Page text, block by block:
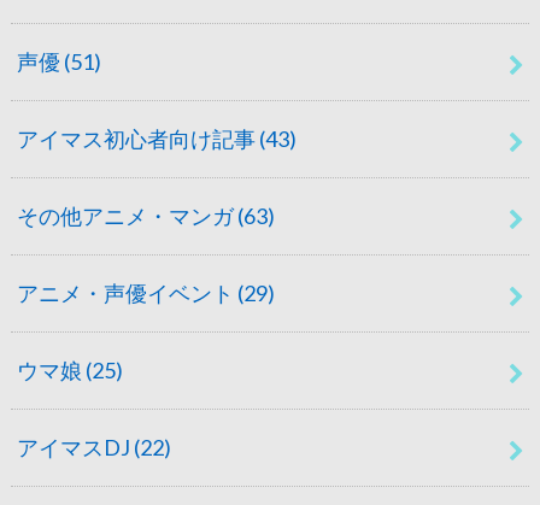
声優 (51)
アイマス初心者向け記事(43)
その他アニメ・マンガ(63)
アニメ・声優イベント (29)
ウマ娘 (25)
アイマスDJ (22)